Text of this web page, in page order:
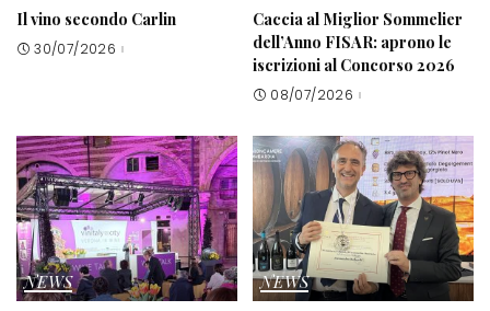
Il vino secondo Carlin
30/07/2026
Caccia al Miglior Sommelier
dell’Anno FISAR: aprono le
iscrizioni al Concorso 2026
08/07/2026
NEWS
NEWS